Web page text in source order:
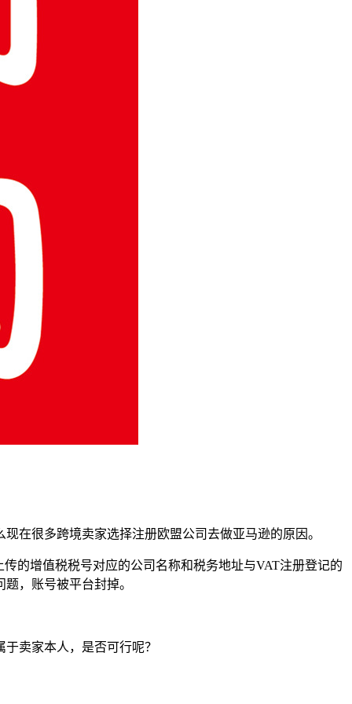
在很多跨境卖家选择注册欧盟公司去做亚马逊的原因。
的增值税税号对应的公司名称和税务地址与VAT注册登记的
，账号被平台封掉。
卖家本人，是否可行呢？